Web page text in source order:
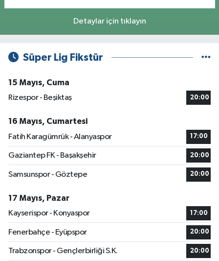
Detaylar için tıklayın
Süper Lig Fikstür
15 Mayıs, Cuma
Rizespor - Beşiktaş
20:00
16 Mayıs, Cumartesi
Fatih Karagümrük - Alanyaspor
17:00
Gaziantep FK - Başakşehir 20:00
Samsunspor - Göztepe 20:00
17 Mayıs, Pazar
Kayserispor - Konyaspor
17:00
Fenerbahçe - Eyüpspor 20:00
Trabzonspor - Gençlerbirliği S.K. 20:00